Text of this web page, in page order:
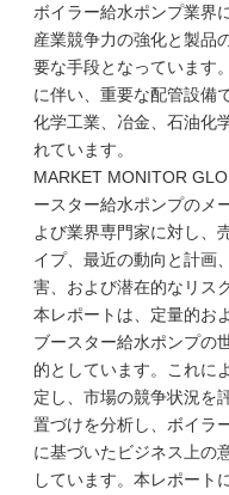
ボイラー給水ポンプ業界
産業競争力の強化と製品
要な手段となっています
に伴い、重要な配管設備
化学工業、冶金、石油化
れています。
MARKET MONITOR
ースター給水ポンプのメ
よび業界専門家に対し、
イプ、最近の動向と計画
害、および潜在的なリス
本レポートは、定量的お
ブースター給水ポンプの
的としています。これに
定し、市場の競争状況を
置づけを分析し、ボイラ
に基づいたビジネス上の
しています。本レポート